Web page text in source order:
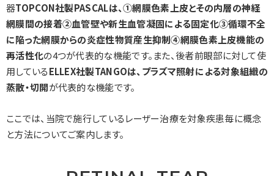
器TOPCON社製PASCALは、①網膜色素上皮とその内層の神経
網膜間の接着②血管壁や新生血管凝固による固定化③循環不全
に陥った網膜からの炎症性物質産生抑制④網膜色素上皮機能の
再活性化の4つが代表的な機能です。また、後者前眼部に対して使
用しているELLEX社製TANGOは、プラズマ照射による対象組織の
蒸散・切開が代表的な機能です。
ここでは、当院で施行しているレーザー治療を対象疾患毎に概念
と方法についてご案内します。